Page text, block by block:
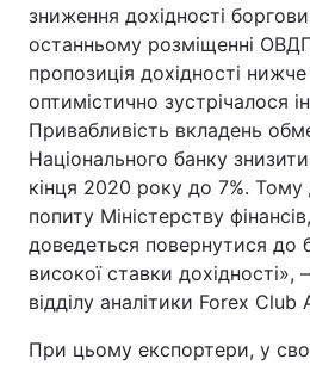
зниження дохідності
останньому розміщенні
пропозиція дохідності
оптимістично зустрічалося
Привабливість вкладень
Національного банку
кінця 2020 року до 7%. Тому
попиту Міністерству
доведеться повернутися до
високої ставки дохідності»,
відділу аналітики Forex
При цьому експортери, у